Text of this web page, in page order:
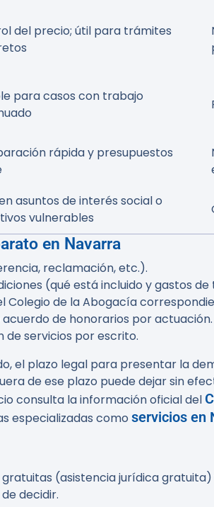
del precio; útil para trámites
para casos con trabajo
rápida y presupuestos
asuntos de interés social o
vulnerables
en Navarra
reclamación, etc.).
(qué está incluido y gastos
Colegio de la Abogacía
de honorarios por actuación.
de servicios por escrito.
el plazo legal para presentar la
de ese plazo puede dejar sin
consulta la información oficial del
especializadas como servicios en
(asistencia jurídica
decidir.